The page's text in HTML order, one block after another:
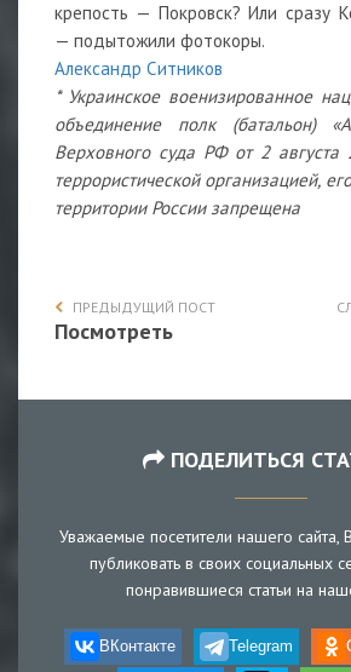
крепость — Покровск? Или сразу
— подытожили фотокоры.
Александр Ситников
* Украинское военизированное
объединение полк (батальон)
Верховного суда РФ от 2 августа
террористической организацией,
территории России запрещена
ПРЕДЫДУЩИЙ ПОСТ
Посмотреть
ПОДЕЛИТЬСЯ
Уважаемые посетители нашего
публиковать в своих социальных
понравившиеся статьи на
ВКонтакте Telegram